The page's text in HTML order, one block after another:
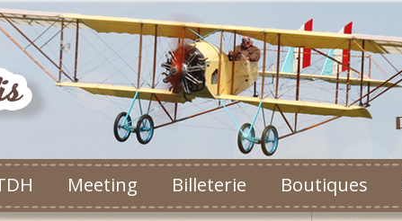
Meeting Billeterie Boutiques